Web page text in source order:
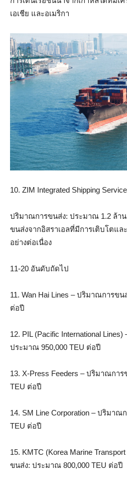
เอเชีย และอเมริกา
10. ZIM Integrated Shipping
ปริมาณการขนส่ง: ประมาณ 1.2 ล้า
ขนส่งจากอิสราเอลที่มีการเติบโตแ
อย่างต่อเนื่อง
11-20 อันดับถัดไป
11. Wan Hai Lines – ปริมาณการข
ต่อปี
12. PIL (Pacific International
ประมาณ 950,000 TEU ต่อปี
13. X-Press Feeders – ปริมาณกา
TEU ต่อปี
14. SM Line Corporation – ปริมา
TEU ต่อปี
15. KMTC (Korea Marine
ขนส่ง: ประมาณ 800,000 TEU ต่อปี